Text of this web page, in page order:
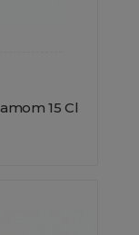
15 Cl